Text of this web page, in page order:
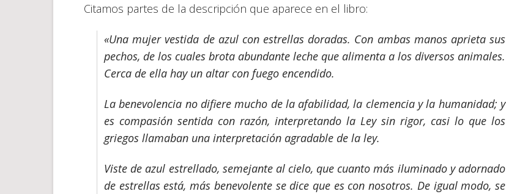
Citamos partes de la descripción que aparece en el libro:
«Una mujer vestida de azul con estrellas doradas. Con ambas manos aprieta sus
pechos, de los cuales brota abundante leche que alimenta a los diversos animales.
Cerca de ella hay un altar con fuego encendido.
La benevolencia no difiere mucho de la afabilidad, la clemencia y la humanidad; y
es compasión sentida con razón, interpretando la Ley sin rigor, casi lo que los
griegos llamaban una interpretación agradable de la ley.
Viste de azul estrellado, semejante al cielo, que cuanto más iluminado y adornado
de estrellas está, más benevolente se dice que es con nosotros. De igual modo, se